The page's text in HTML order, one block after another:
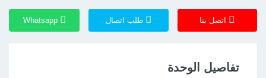
اتصل بنا طلب اتصال Whatsapp
تفاصيل الوحدة